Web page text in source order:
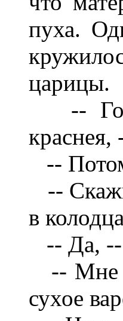
пуха.
царицы.
--
краснея,
--
--
в
-- Да, --
-- Мне
сухое